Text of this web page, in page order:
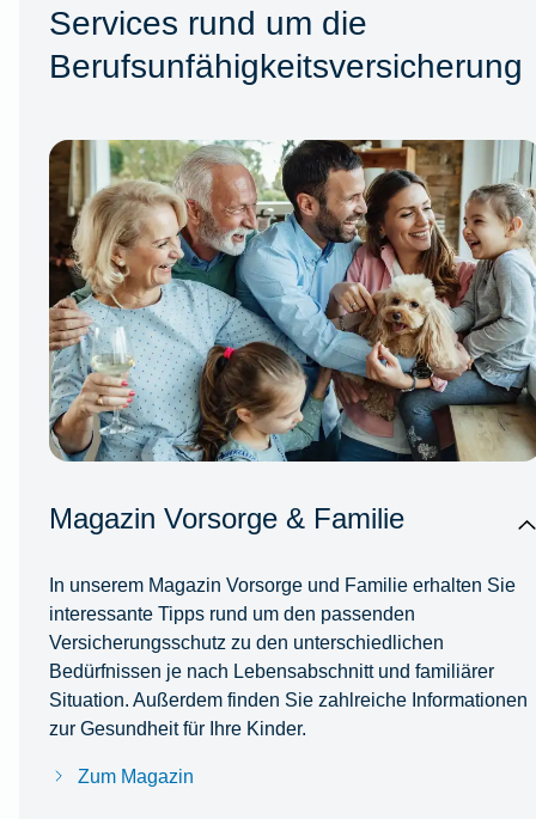
Services rund um die
Berufsunfähigkeitsversicherung
Magazin Vorsorge & Familie
In unserem Magazin Vorsorge und Familie erhalten Sie
interessante Tipps rund um den passenden
Versicherungsschutz zu den unterschiedlichen
Bedürfnissen je nach Lebensabschnitt und familiärer
Situation. Außerdem finden Sie zahlreiche Informationen
zur Gesundheit für Ihre Kinder.
Zum Magazin